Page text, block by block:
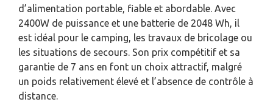
d’alimentation portable, fiable et abordable. Avec
2400W de puissance et une batterie de 2048 Wh, il
est idéal pour le camping, les travaux de bricolage ou
les situations de secours. Son prix compétitif et sa
garantie de 7 ans en font un choix attractif, malgré
un poids relativement élevé et l’absence de contrôle à
distance.